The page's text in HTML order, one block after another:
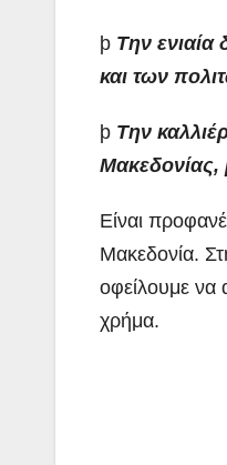
þ Την
και των
þ Την
Μακεδονίας,
Είναι
Μακεδονία.
οφείλουμε να
χρήμα.